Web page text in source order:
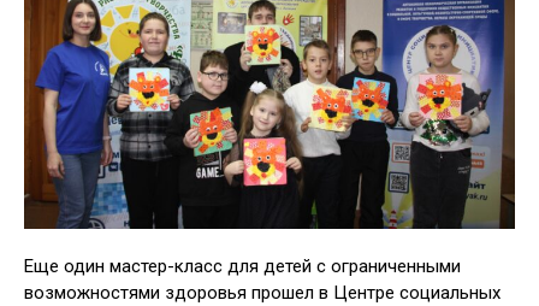
Еще один мастер-класс для детей с ограниченными
возможностями здоровья прошел в Центре социальных